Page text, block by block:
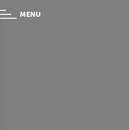
MENU